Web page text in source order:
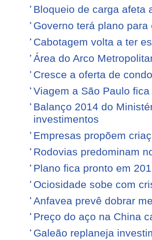
Bloqueio de carga afeta
Governo terá plano
Cabotagem volta a ter
Área do Arco
Cresce a oferta de
Viagem a São Paulo
Balanço 2014 do
investimentos
Empresas propõem
Rodovias predominam
Plano fica pronto em
Ociosidade sobe com
Anfavea prevê dobrar
Preço do aço na China
Galeão replaneja